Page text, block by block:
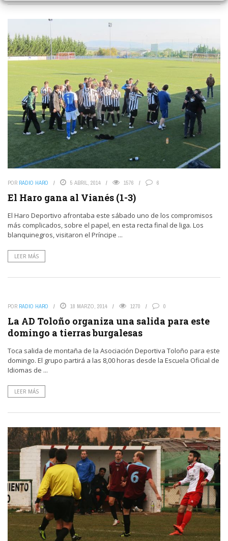
POR RADIO HARO 5 ABRIL, 2014 1576 6
El Haro gana al Vianés (1-3)
El Haro Deportivo afrontaba este sábado uno de los compromisos
más complicados, sobre el papel, en esta recta final de liga. Los
blanquinegros, visitaron el Príncipe ...
LEER MÁS
POR RADIO HARO 18 MARZO, 2014 1270 0
La AD Toloño organiza una salida para este
domingo a tierras burgalesas
Toca salida de montaña de la Asociación Deportiva Toloño para este
domingo. El grupo partirá a las 8,00 horas desde la Escuela Oficial de
Idiomas de ...
LEER MÁS